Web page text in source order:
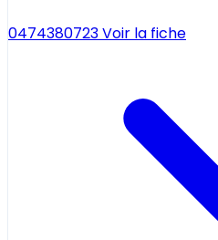
0474380723Voir la fiche